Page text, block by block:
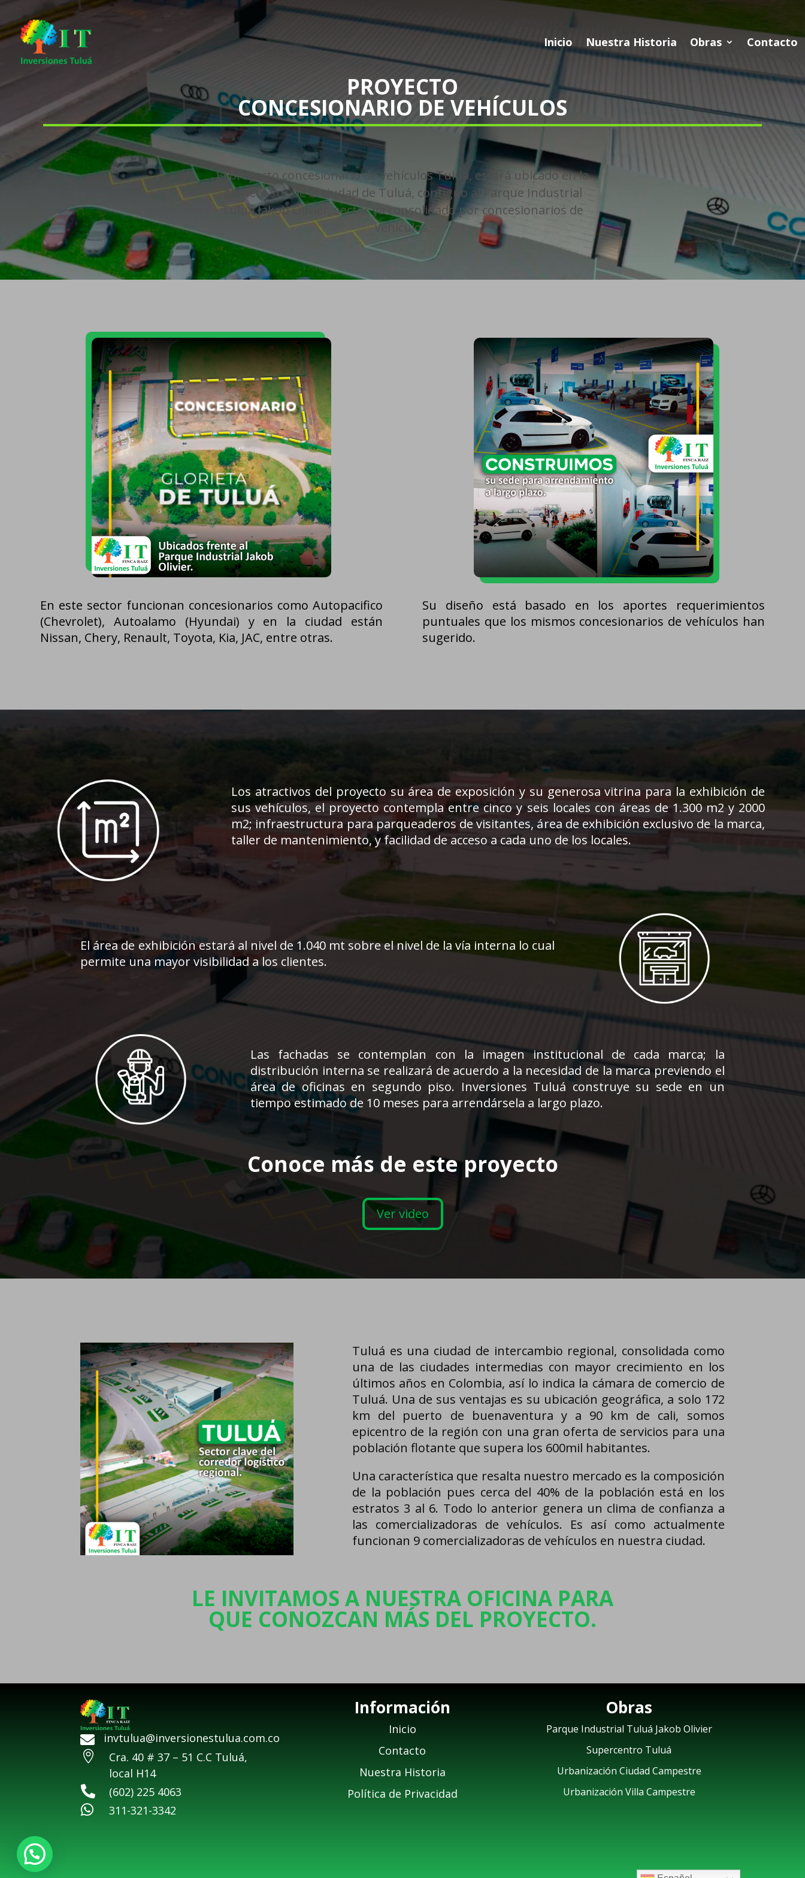
Inicio Nuestra Historia Obras Contacto
PROYECTO
CONCESIONARIO DE VEHÍCULOS
El proyecto concesionario de vehículos Tuluá, estará ubicado en la
glorieta sur de la ciudad de Tuluá, contiguo al Parque Industrial
Tuluá Jakob Olivier, sector ya consolidado por concesionarios de
vehículos.
En este sector funcionan concesionarios como Autopacifico
(Chevrolet), Autoalamo (Hyundai) y en la ciudad están
Nissan, Chery, Renault, Toyota, Kia, JAC, entre otras.
Su diseño está basado en los aportes requerimientos
puntuales que los mismos concesionarios de vehículos han
sugerido.
Los atractivos del proyecto su área de exposición y su generosa vitrina para la exhibición de
sus vehículos, el proyecto contempla entre cinco y seis locales con áreas de 1.300 m2 y 2000
m2; infraestructura para parqueaderos de visitantes, área de exhibición exclusivo de la marca,
taller de mantenimiento, y facilidad de acceso a cada uno de los locales.
El área de exhibición estará al nivel de 1.040 mt sobre el nivel de la vía interna lo cual
permite una mayor visibilidad a los clientes.
Las fachadas se contemplan con la imagen institucional de cada marca; la
distribución interna se realizará de acuerdo a la necesidad de la marca previendo el
área de oficinas en segundo piso. Inversiones Tuluá construye su sede en un
tiempo estimado de 10 meses para arrendársela a largo plazo.
Conoce más de este proyecto
Ver video
Tuluá es una ciudad de intercambio regional, consolidada como
una de las ciudades intermedias con mayor crecimiento en los
últimos años en Colombia, así lo indica la cámara de comercio de
Tuluá. Una de sus ventajas es su ubicación geográfica, a solo 172
km del puerto de buenaventura y a 90 km de cali, somos
epicentro de la región con una gran oferta de servicios para una
población flotante que supera los 600mil habitantes.
Una característica que resalta nuestro mercado es la composición
de la población pues cerca del 40% de la población está en los
estratos 3 al 6. Todo lo anterior genera un clima de confianza a
las comercializadoras de vehículos. Es así como actualmente
funcionan 9 comercializadoras de vehículos en nuestra ciudad.
LE INVITAMOS A NUESTRA OFICINA PARA
QUE CONOZCAN MÁS DEL PROYECTO.
 invtulua@inversionestulua.com.co

Cra. 40 # 37 – 51 C.C Tuluá,
local H14

(602) 225 4063

311-321-3342
Información
Inicio
Contacto
Nuestra Historia
Política de Privacidad
Obras
Parque Industrial Tuluá Jakob Olivier
Supercentro Tuluá
Urbanización Ciudad Campestre
Urbanización Villa Campestre